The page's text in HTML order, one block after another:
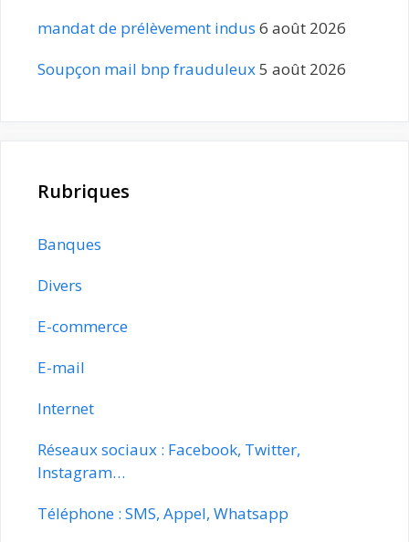
mandat de prélèvement indus 6 août 2026
Soupçon mail bnp frauduleux5 août 2026
Rubriques
Banques
Divers
E-commerce
E-mail
Internet
Réseaux sociaux : Facebook, Twitter,
Instagram…
Téléphone : SMS, Appel, Whatsapp